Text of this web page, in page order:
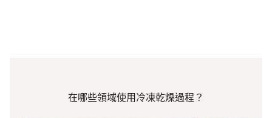
在哪些領域使用冷凍乾燥過程？